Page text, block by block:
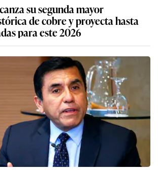
su segunda mayor
de cobre y proyecta hasta
para este 2026